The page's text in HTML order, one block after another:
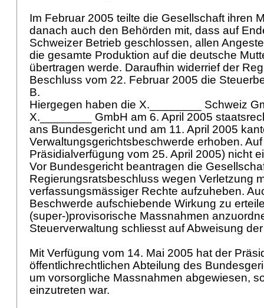
Im Februar 2005 teilte die Gesellschaft ihren
danach auch den Behörden mit, dass auf
Schweizer Betrieb geschlossen, allen
die gesamte Produktion auf die deutsche
übertragen werde. Daraufhin widerrief der
Beschluss vom 22. Februar 2005 die
B.
Hiergegen haben die X.________ Schweiz
X.________ GmbH am 6. April 2005
ans Bundesgericht und am 11. April 2005
Verwaltungsgerichtsbeschwerde erhoben.
Präsidialverfügung vom 25. April 2005) nicht
Vor Bundesgericht beantragen die
Regierungsratsbeschluss wegen Verletzung
verfassungsmässiger Rechte aufzuheben.
Beschwerde aufschiebende Wirkung zu
(super-)provisorische Massnahmen
Steuerverwaltung schliesst auf Abweisung
Mit Verfügung vom 14. Mai 2005 hat der
öffentlichrechtlichen Abteilung des
um vorsorgliche Massnahmen abgewiesen,
einzutreten war.